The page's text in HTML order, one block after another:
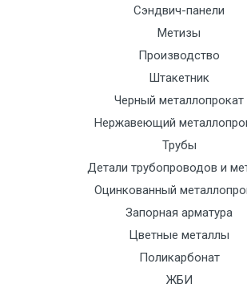
Сэндвич-панели
Метизы
Производство
Штакетник
Черный металлопрокат
Нержавеющий
Трубы
Детали трубопроводов и
Оцинкованный
Запорная арматура
Цветные металлы
Поликарбонат
ЖБИ